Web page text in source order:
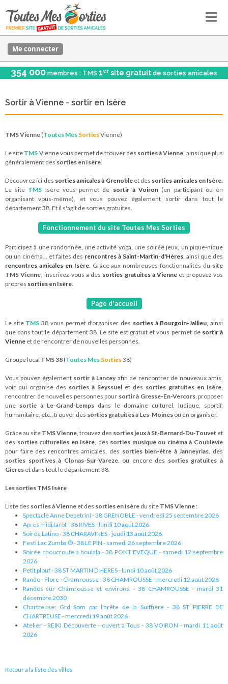
Me connecter
354 000 membres : TMS 1er site gratuit de sorties amicales
Sortir à Vienne - sortir en Isère
TMS Vienne (Toutes Mes SortiesVienne)
Le site TMS Vienne vous permet de trouver des sorties à Vienne, ainsi que plus
généralement des sorties en Isère.
Découvrez ici des sorties amicales à Grenobleet des sorties amicales en Isère.
Le site TMS Isère vous permet de sortir à Voiron (en participant ou en
organisant vous-même), et vous pouvez également sortir dans tout le
département 38. Et il s'agit de sorties gratuites.
Fonctionnement du site Toutes Mes Sorties
Participez à une randonnée, une activité yoga, une soirée jeux, un pique-nique
ou un cinéma... et faites des rencontres à Saint-Martin-d'Hères, ainsi que des
rencontres amicales en Isère. Grâce aux nombreuses fonctionnalités du site
TMS Vienne, inscrivez-vous à des sorties gratuites à Vienne et proposez vos
propres sorties en Isère.
Page d'accueil
Le site TMS 38 vous permet d'organiser des sorties à Bourgoin-Jallieu, ainsi
que dans tout le département 38. Le site est gratuit et vous permet de sortir à
Vienne et de rencontrer de nouvelles personnes.
Groupe local TMS 38 (Toutes Mes Sorties38)
Vous pouvez également sortir à Lancey afin de rencontrer de nouveaux amis,
voir qui organise des sorties à Seyssuel et des sorties gratuites en Isère,
rencontrer de nouvelles personnes pour sortir à Gresse-En-Vercors, proposer
une sortie à Le-Grand-Lemps dans le domaine culturel, ludique, sportif,
humanitaire, etc., trouver des sorties gratuites à Les-Moines ou en organiser.
Grâce au site TMS Vienne, trouvez des sorties jeux à St-Bernard-Du-Touvet et
des sorties culturelles en Isère, des sorties musique ou cinéma à Coublevie
pour faire des rencontres amicales, des sorties bien-être à Janneyrias, des
sorties sportives à Clonas-Sur-Vareze, ou encore des sorties gratuites à
Gieres et dans tout le département 38.
Les sorties TMS Isère
Liste des sorties à Vienne et des sorties en Isère du site TMS Vienne :
Spectacle Anne Depetrini - 38 GRENOBLE - vendredi 25 septembre 2026
Après midi tarot - 38 RIVES - lundi 10 août 2026
Soirée Latino - 38 CHARAVINES - jeudi 13 août 2026
Festi Lac Zumba ® - 38 LE PIN - samedi 26 septembre 2026
Soirée choucroute à houlala - 38 PONT EVEQUE - samedi 12 septembre
2026
Petit plouf - 38 ST MARTIN D HERES - lundi 10 août 2026
Rando - Flore - Chamrousse - 38 CHAMROUSSE - mercredi 12 août 2026
Randos sur Chamrousse et environs. - 38 CHAMROUSSE - mardi 31
décembre 2030
Chartreuse: Grd Som par l'arête de la Suiffière - 38 ST PIERRE DE
CHARTREUSE - mercredi 19 août 2026
Atelier - REIKI Découverte - ouvert à Tous - 38 VOIRON - mardi 11 août
2026
Retour à la liste des villes